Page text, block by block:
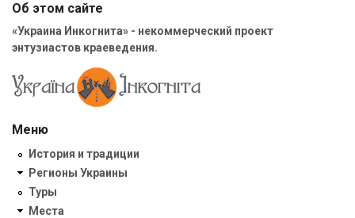
Об этом сайте
«Украина Инкогнита» - некоммерческий проект
энтузиастов краеведения.
Меню
История и традиции
Регионы Украины
Туры
Места